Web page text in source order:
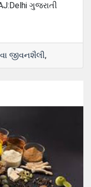
ગુજરાતી
જીવનશૈલી,